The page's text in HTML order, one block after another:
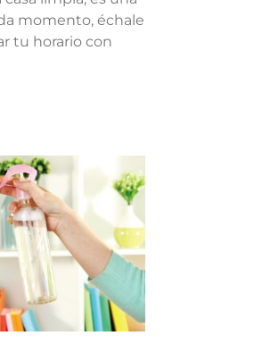
momento, échale
tu horario con